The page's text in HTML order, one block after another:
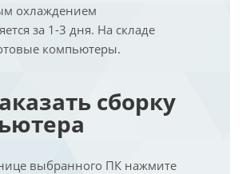
охлаждением
за 1-3 дня. На складе
компьютеры.
сборку
выбранного ПК нажмите